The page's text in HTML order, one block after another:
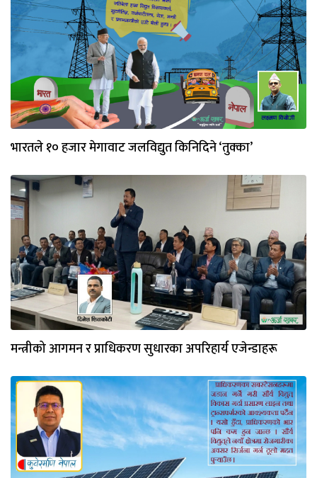
भारतले १० हजार मेगावाट जलविद्युत किनिदिने ‘तुक्का’
मन्त्रीको आगमन र प्राधिकरण सुधारका अपरिहार्य एजेन्डाहरू